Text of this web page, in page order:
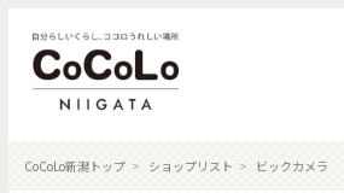
CoCoLo新潟トップ ショップリスト ビックカメラ